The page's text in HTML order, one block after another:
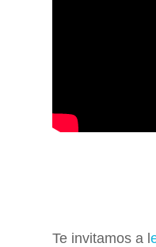
Te invitamos a l